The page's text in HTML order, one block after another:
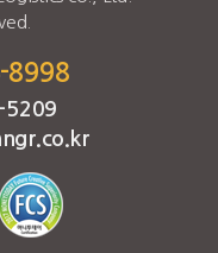
8998
5209